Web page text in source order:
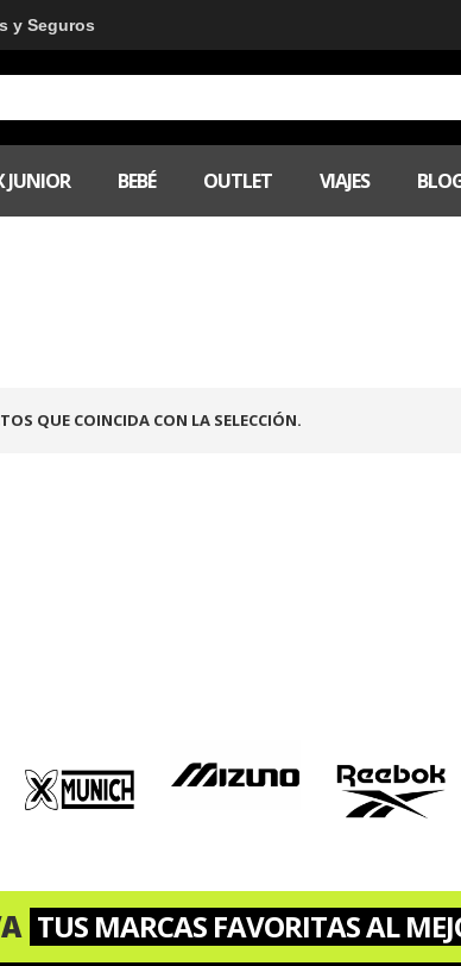
y Seguros
JUNIOR BEBÉ OUTLET VIAJES
QUE COINCIDA CON LA SELECCIÓN.
TUS MARCAS FAVORITAS AL